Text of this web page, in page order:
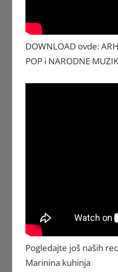
DOWNLOAD ovde:
POP i NARODNE
Pogledajte još naših
Marinina kuhinja